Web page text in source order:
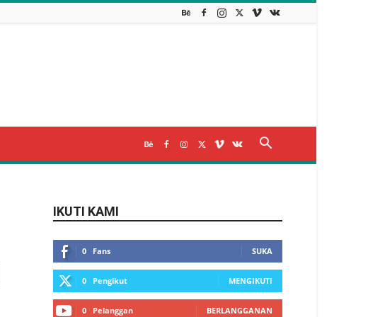
IKUTI KAMI
0 Fans SUKA
0 Pengikut MENGIKUTI
0 Pelanggan BERLANGGANAN